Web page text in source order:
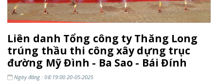
Liên danh Tổng công ty Thăng Long
trúng thầu thi công xây dựng trục
đường Mỹ Đình - Ba Sao - Bái Đính
Ngày đăng : 08:19:00 20-05-2025